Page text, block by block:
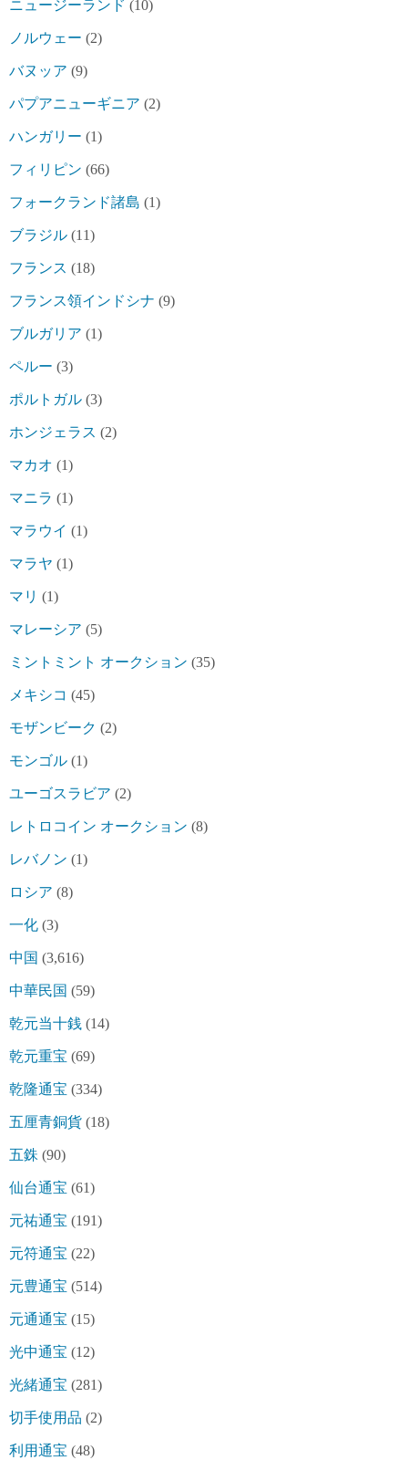
ニュージーランド (10)
ノルウェー (2)
バヌッア (9)
パプアニューギニア (2)
ハンガリー (1)
フィリピン (66)
フォークランド諸島 (1)
ブラジル (11)
フランス (18)
フランス領インドシナ (9)
ブルガリア (1)
ペルー (3)
ポルトガル (3)
ホンジェラス (2)
マカオ (1)
マニラ (1)
マラウイ (1)
マラヤ (1)
マリ (1)
マレーシア (5)
ミントミント オークション (35)
メキシコ (45)
モザンビーク (2)
モンゴル (1)
ユーゴスラビア (2)
レトロコイン オークション (8)
レバノン (1)
ロシア (8)
一化 (3)
中国 (3,616)
中華民国 (59)
乾元当十銭 (14)
乾元重宝 (69)
乾隆通宝 (334)
五厘青銅貨 (18)
五銖 (90)
仙台通宝 (61)
元祐通宝 (191)
元符通宝 (22)
元豊通宝 (514)
元通通宝 (15)
光中通宝 (12)
光緒通宝 (281)
切手使用品 (2)
利用通宝 (48)